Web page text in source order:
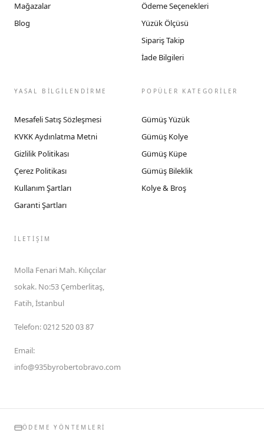
Mağazalar
Blog
Ödeme Seçenekleri
Yüzük Ölçüsü
Sipariş Takip
İade Bilgileri
YASAL BİLGİLENDİRME
Mesafeli Satış Sözleşmesi
KVKK Aydınlatma Metni
Gizlilik Politikası
Çerez Politikası
Kullanım Şartları
Garanti Şartları
POPÜLER KATEGORİLER
Gümüş Yüzük
Gümüş Kolye
Gümüş Küpe
Gümüş Bileklik
Kolye & Broş
İLETIŞIM
Molla Fenari Mah. Kılıçcılar
sokak. No:53 Çemberlitaş,
Fatih, İstanbul
Telefon:0212 520 03 87
Email:
info@935byrobertobravo.com
ÖDEME YÖNTEMLERI